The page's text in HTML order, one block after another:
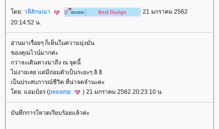
ดย: วลีลักษณา
21 มกราคม 2562
20:14:52 น.
อ่านมาเรื่อยๆ ก็เห็นในความมุ่งมั่น
ของคุณไวน์มากค่ะ
กว่าจะเดินทางมาถึง ณ จุดนี้
ไม่ง่ายเลย แต่มีถ่อมตัวเป็นระยะๆ อิ อิ
เป็นประสบการณ์ชีวิต ที่น่าจดจำนะคะ
ดย: แอมป์อร (peeamp ) 21 มกราคม 2562 20:23:10 น.
บันทึกการโหวตเรียบร้อยแล้วค่ะ